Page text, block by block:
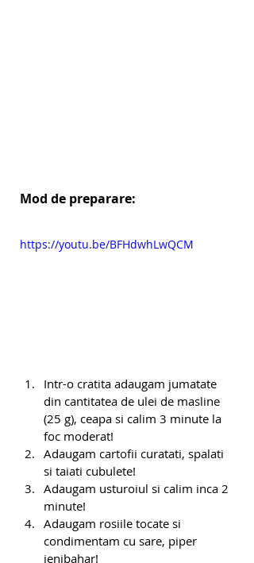
Mod de preparare:
https://youtu.be/BFHdwhLwQCM
Intr-o cratita adaugam jumatate
din cantitatea de ulei de masline
(25 g), ceapa si calim 3 minute la
foc moderat!
Adaugam cartofii curatati, spalati
si taiati cubulete!
Adaugam usturoiul si calim inca 2
minute!
Adaugam rosiile tocate si
condimentam cu sare, piper
ienibahar!